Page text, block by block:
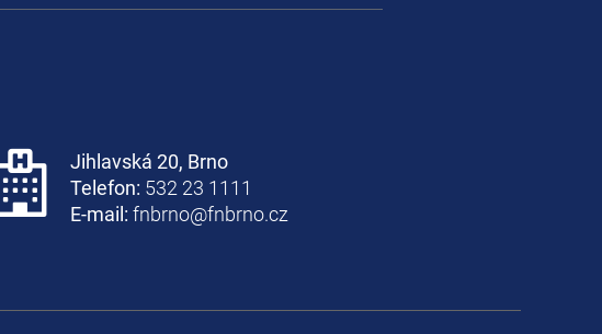
Jihlavská 20, Brno
Telefon: 532 23 1111
E-mail:fnbrno@fnbrno.cz